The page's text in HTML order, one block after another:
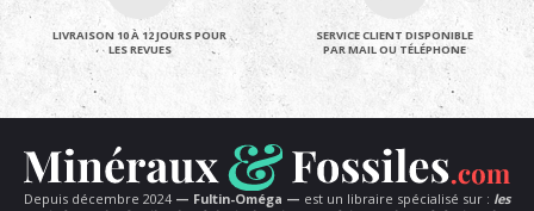
LIVRAISON 10 À 12 JOURS POUR
LES REVUES
SERVICE CLIENT DISPONIBLE
PAR MAIL OU TÉLÉPHONE
Depuis décembre 2024 — Fultin-Oméga — est un libraire spécialisé sur : les